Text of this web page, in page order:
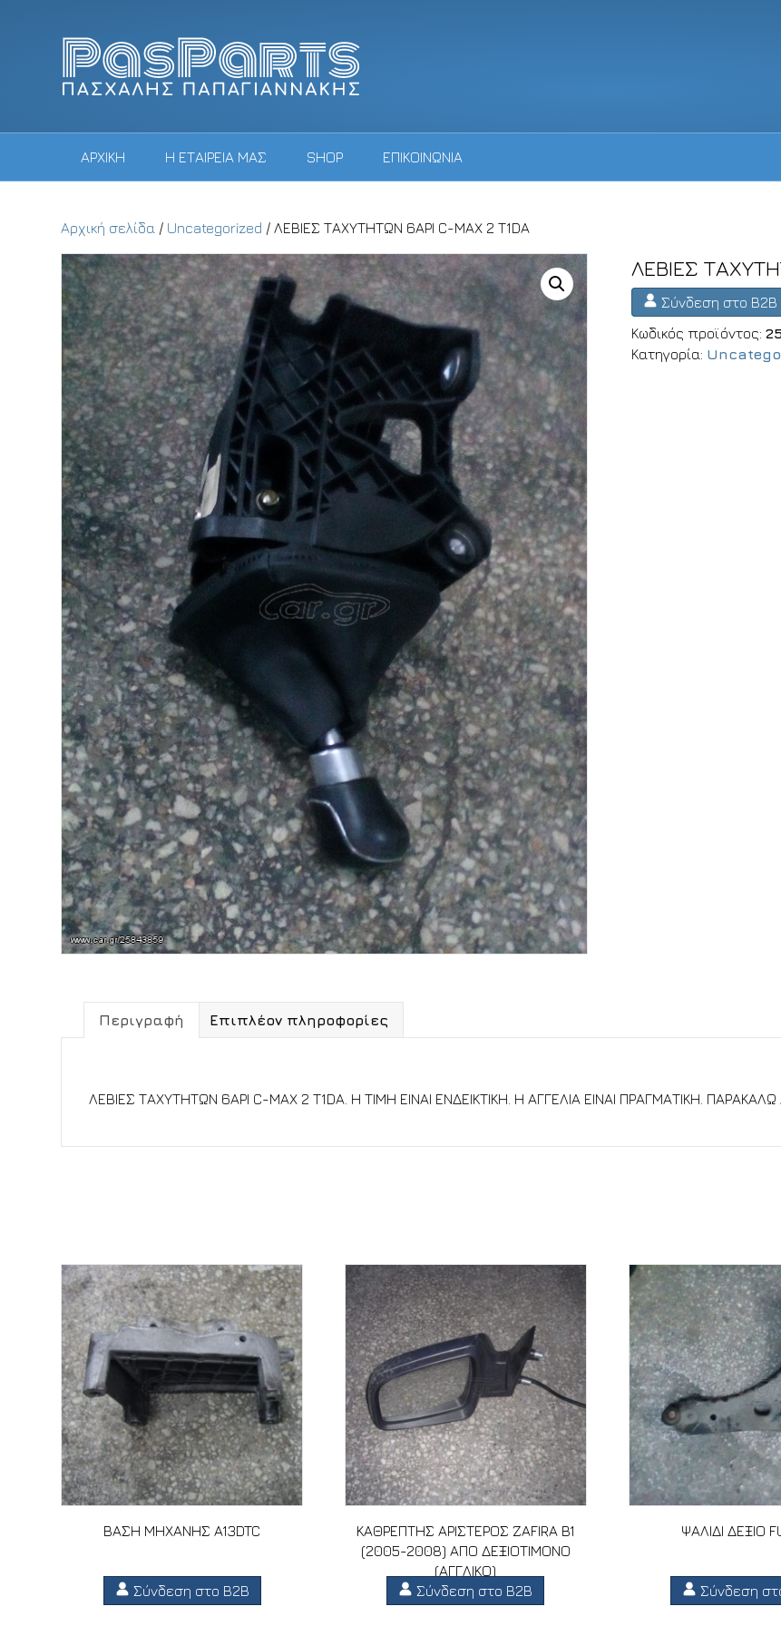
ΑΡΧΙΚΗ Η ΕΤΑΙΡΕΙΑ ΜΑΣ SHOP ΕΠΙΚΟΙΝΩΝΙΑ
Αρχική σελίδα / Uncategorized / ΛΕΒΙΕΣ ΤΑΧΥΤΗΤΩΝ 6ΑΡΙ C-MAX 2 T1DA
ΛΕΒΙΕΣ
Σύνδεση στο B2B
Κωδικός προϊόντος:
Κατηγορία:
Περιγραφή Επιπλέον πληροφορίες
ΛΕΒΙΕΣ ΤΑΧΥΤΗΤΩΝ 6ΑΡΙ C-MAX 2 T1DA. Η ΤΙΜΗ ΕΙΝΑΙ ΕΝΔΕΙΚΤΙΚΗ. Η ΑΓΓΕΛΙΑ ΕΙΝΑΙ ΠΡΑΓΜΑΤΙΚΗ.
ΒΑΣΗ ΜΗΧΑΝΗΣ A13DTC
Σύνδεση στο B2B
ΚΑΘΡΕΠΤΗΣ ΑΡΙΣΤΕΡΟΣ ZAFIRA B1
(2005-2008) ΑΠΟ ΔΕΞΙΟΤΙΜΟΝΟ
(ΑΓΓΛΙΚΟ)
Σύνδεση στο B2B
ΨΑΛΙΔΙ ΔΕΞΙΟ
Σύνδεση